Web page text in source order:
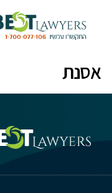
אסנת